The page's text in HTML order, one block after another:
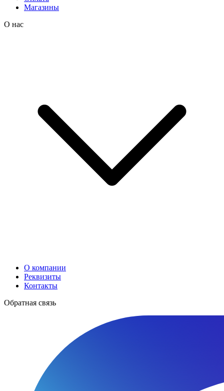
Магазины
О нас
О компании
Реквизиты
Контакты
Обратная связь